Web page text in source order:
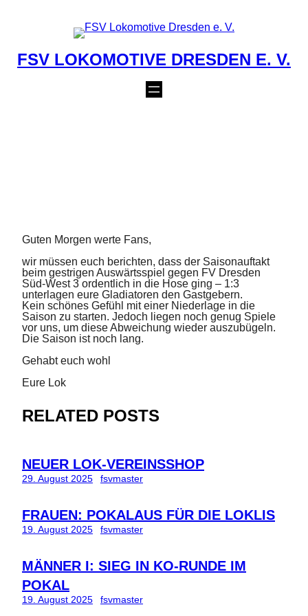
FSV LOKOMOTIVE DRESDEN E. V.
Guten Morgen werte Fans,
wir müssen euch berichten, dass der Saisonauftakt
beim gestrigen Auswärtsspiel gegen FV Dresden
Süd-West 3 ordentlich in die Hose ging – 1:3
unterlagen eure Gladiatoren den Gastgebern.
Kein schönes Gefühl mit einer Niederlage in die
Saison zu starten. Jedoch liegen noch genug Spiele
vor uns, um diese Abweichung wieder auszubügeln.
Die Saison ist noch lang.
Gehabt euch wohl
Eure Lok
RELATED POSTS
NEUER LOK-VEREINSSHOP
29. August 2025 fsvmaster
FRAUEN: POKALAUS FÜR DIE LOKLIS
19. August 2025 fsvmaster
MÄNNER I: SIEG IN KO-RUNDE IM
POKAL
19. August 2025 fsvmaster